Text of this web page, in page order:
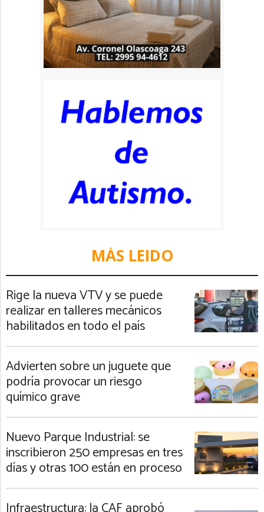
MÁS LEIDO
Rige la nueva VTV y se puede
realizar en talleres mecánicos
habilitados en todo el país
Advierten sobre un juguete que
podría provocar un riesgo
químico grave
Nuevo Parque Industrial: se
inscribieron 250 empresas en tres
días y otras 100 están en proceso